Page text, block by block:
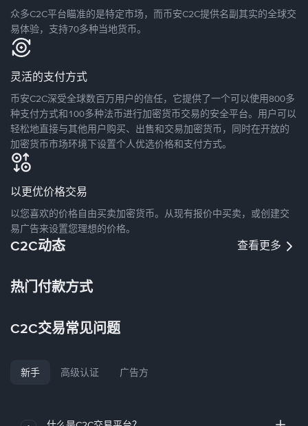
众多C2C平台瞄准的是特定市场，而币安C2C提供名副其实的全球交
易体验，支持70多种当地货币。
灵活的支付方式
币安C2C深受全球数百万用户的信任，它提供了一个可以使用800多
种支付方式和100多种法币进行加密货币交易的安全平台。用户可以
轻松地直接与其他用户购买、出售和交易加密货币，同时在开放的
加密货币市场环境下设置个人优选价格和支付方式。
以更优价格交易
以您喜欢的价格自由买卖加密货币。从现有报价中买卖，或创建交
易广告来设置您理想的价格。
C2C动态 查看更多
热门付款方式
C2C交易常见问题
新手 高级认证 广告方